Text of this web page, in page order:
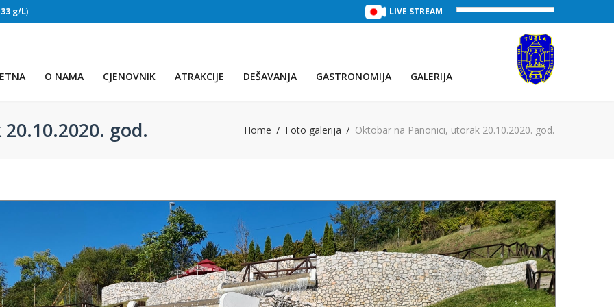
33 g/L) TREĆE JEZERO (Voda:29 °C, Salinitet:32 g/L)
LIVE STREAM
O NAMA CJENOVNIK ATRAKCIJE DEŠAVANJA GASTRONOMIJA GALERIJA
god. Home Foto galerija Oktobar na Panonici, utorak 20.10.2020. god.